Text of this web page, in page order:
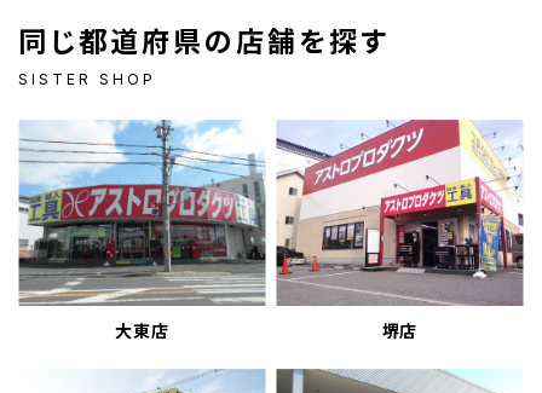
同じ都道府県の店舗を探す
SISTER SHOP
大東店 堺店